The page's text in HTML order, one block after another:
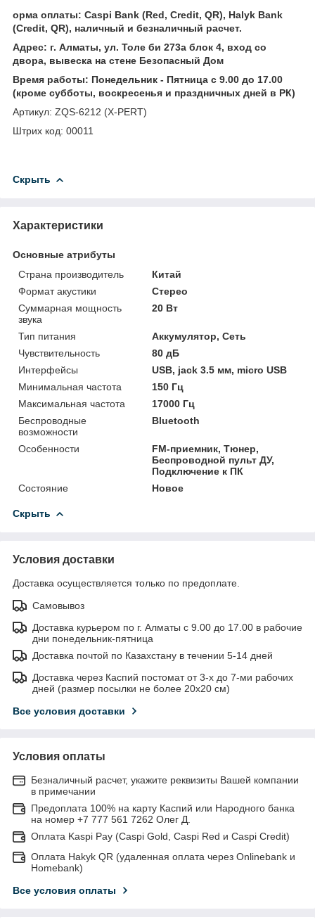
орма оплаты: Caspi Bank (Red, Credit, QR), Halyk Bank
(Credit, QR), наличный и безналичный расчет.
Адрес: г. Алматы, ул. Толе би 273а блок 4, вход со
двора, вывеска на стене Безопасный Дом
Время работы: Понедельник - Пятница с 9.00 до 17.00
(кроме субботы, воскресенья и праздничных дней в РК)
Артикул: ZQS-6212 (X-PERT)
Штрих код: 00011
Скрыть
Характеристики
Основные атрибуты
Страна производитель
Китай
Формат акустики
Стерео
Суммарная мощность
звука
20 Вт
Тип питания
Аккумулятор, Сеть
Чувствительность
80 дБ
Интерфейсы
USB, jack 3.5 мм, micro USB
Минимальная частота
150 Гц
Максимальная частота
17000 Гц
Беспроводные
возможности
Bluetooth
Особенности
FM-приемник, Тюнер,
Беспроводной пульт ДУ,
Подключение к ПК
Состояние
Новое
Скрыть
Условия доставки
Доставка осуществляется только по предоплате.
Самовывоз
Доставка курьером по г. Алматы с 9.00 до 17.00 в рабочие
дни понедельник-пятница
Доставка почтой по Казахстану в течении 5-14 дней
Доставка через Каспий постомат от 3-х до 7-ми рабочих
дней (размер посылки не более 20х20 см)
Все условия доставки
Условия оплаты
Безналичный расчет, укажите реквизиты Вашей компании
в примечании
Предоплата 100% на карту Каспий или Народного банка
на номер +7 777 561 7262 Олег Д.
Оплата Kaspi Pay (Caspi Gold, Caspi Red и Caspi Credit)
Оплата Hakyk QR (удаленная оплата через Onlinebank и
Homebank)
Все условия оплаты